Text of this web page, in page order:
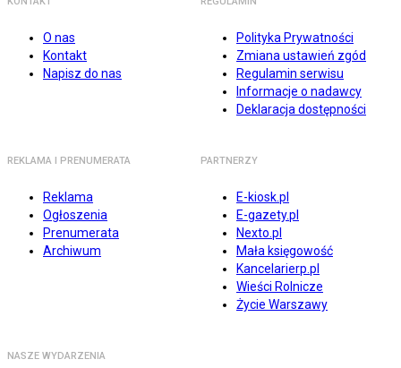
O nas
Kontakt
Napisz do nas
Polityka Prywatności
Zmiana ustawień zgód
Regulamin serwisu
Informacje o nadawcy
Deklaracja dostępności
REKLAMA I PRENUMERATA
Reklama
Ogłoszenia
Prenumerata
Archiwum
PARTNERZY
E-kiosk.pl
E-gazety.pl
Nexto.pl
Mała księgowość
Kancelarierp.pl
Wieści Rolnicze
Życie Warszawy
NASZE WYDARZENIA